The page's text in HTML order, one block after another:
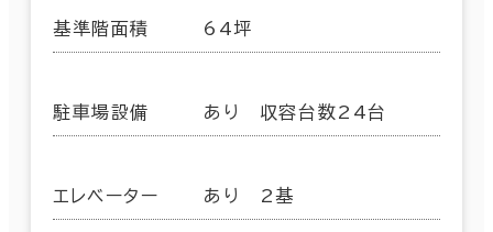
基準階面積 64坪
駐車場設備 あり 収容台数24台
エレベーター あり 2基